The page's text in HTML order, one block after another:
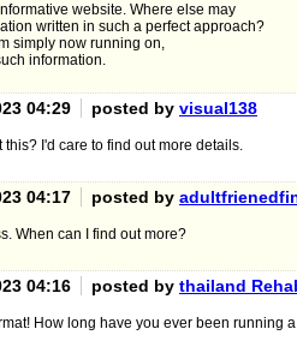
website. Where else may
written in such a perfect approach?
simply now running on,
information.
04:29 posted by visual138
I'd care to find out more details.
04:17 posted by
When can I find out more?
04:16 posted by thailand
How long have you ever been running